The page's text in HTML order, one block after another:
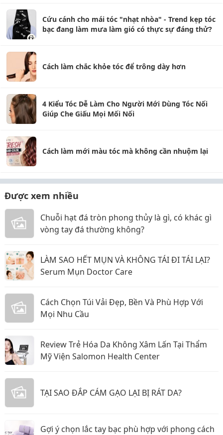
Cứu cánh cho mái tóc "nhạt nhòa" - Trend kẹp tóc
bạc đang làm mưa làm gió có thực sự đáng thử?
Cách làm chắc khỏe tóc để trông dày hơn
4 Kiểu Tóc Dễ Làm Cho Người Mới Dùng Tóc Nối
Giúp Che Giấu Mọi Mối Nối
Cách làm mới màu tóc mà không cần nhuộm lại
Được xem nhiều
Chuỗi hạt đá tròn phong thủy là gì, có khác gì
vòng tay đá thường không?
LÀM SAO HẾT MỤN VÀ KHÔNG TÁI ĐI TÁI LẠI?
Serum Mụn Doctor Care
Cách Chọn Túi Vải Đẹp, Bền Và Phù Hợp Với
Mọi Nhu Cầu
Review Trẻ Hóa Da Không Xâm Lấn Tại Thẩm
Mỹ Viện Salomon Health Center
TẠI SAO ĐẮP CÁM GẠO LẠI BỊ RÁT DA?
Gợi ý chọn lắc tay bạc phù hợp với phong cách